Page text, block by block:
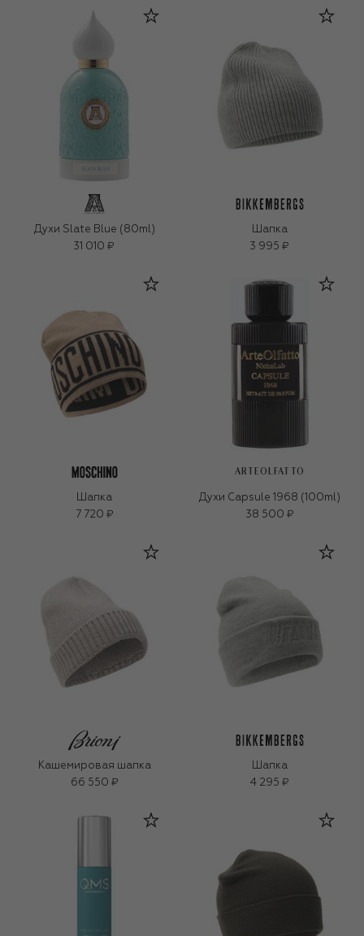
Духи Slate Blue (80ml)
31 010 ₽
Шапка
3 995 ₽
Шапка
7 720 ₽
ARTEOLFATTO
Духи Capsule 1968 (100ml)
38 500 ₽
Кашемировая шапка
66 550 ₽
Шапка
4 295 ₽